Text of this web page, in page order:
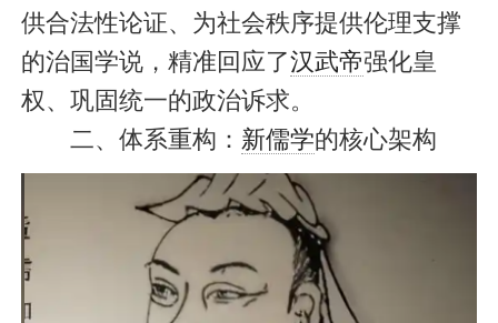
供合法性论证、为社会秩序提供伦理支撑
的治国学说，精准回应了汉武帝强化皇
权、巩固统一的政治诉求。
二、体系重构： 新儒学的核心架构